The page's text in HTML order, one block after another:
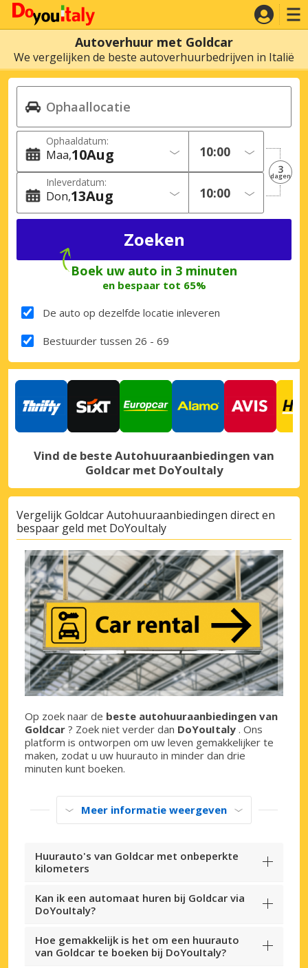
Autoverhuur met Goldcar
We vergelijken de beste autoverhuurbedrijven in Italië
Ophaaldatum:
Maa 10Aug
Inleverdatum:
Don 13Aug
3
dagen
Boek uw auto in 3 minuten
en bespaar tot 65%
De auto op dezelfde locatie inleveren
Bestuurder tussen 26 - 69
Vind de beste Autohuuraanbiedingen van
Goldcar met DoYouItaly
Vergelijk Goldcar Autohuuraanbiedingen direct en
bespaar geld met DoYouItaly
Op zoek naar de beste autohuuraanbiedingen van
Goldcar ? Zoek niet verder dan DoYouItaly . Ons
platform is ontworpen om uw leven gemakkelijker te
maken, zodat u uw huurauto in minder dan drie
minuten kunt boeken.
Meer informatie weergeven
Huurauto's van Goldcar met onbeperkte
kilometers
Kan ik een automaat huren bij Goldcar via
DoYouItaly?
Hoe gemakkelijk is het om een huurauto
van Goldcar te boeken bij DoYouItaly?